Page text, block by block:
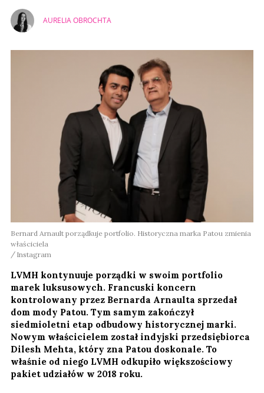
AURELIA OBROCHTA
Bernard Arnault porządkuje portfolio. Historyczna marka Patou zmienia
właściciela
Instagram
LVMH kontynuuje porządki w swoim portfolio
marek luksusowych. Francuski koncern
kontrolowany przez Bernarda Arnaulta sprzedał
dom mody Patou. Tym samym zakończył
siedmioletni etap odbudowy historycznej marki.
Nowym właścicielem został indyjski przedsiębiorca
Dilesh Mehta, który zna Patou doskonale. To
właśnie od niego LVMH odkupiło większościowy
pakiet udziałów w 2018 roku.